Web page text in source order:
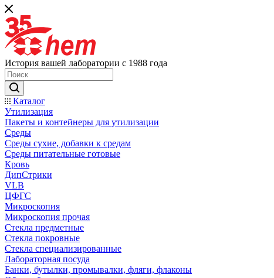
История вашей лаборатории с 1988 года
Каталог
Утилизация
Пакеты и контейнеры для утилизации
Среды
Среды сухие, добавки к средам
Среды питательные готовые
Кровь
ДипСтрики
VLB
ЦФГС
Микроскопия
Микроскопия прочая
Стекла предметные
Стекла покровные
Стекла специализированные
Лабораторная посуда
Банки, бутылки, промывалки, фляги, флаконы